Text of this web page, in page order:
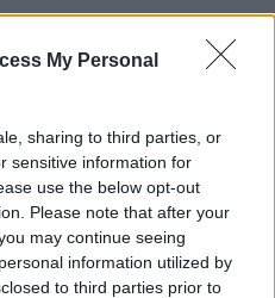
My Personal
sharing to third parties, or
sensitive information for
use the below opt-out
Please note that after your
may continue seeing
information utilized by
to third parties prior to